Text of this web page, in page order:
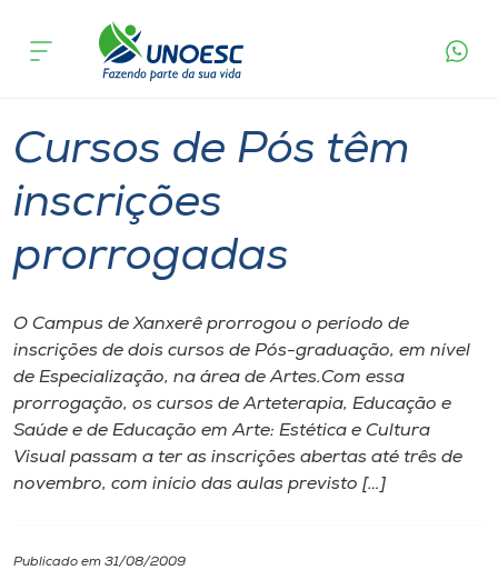
Cursos
Pesquisa
Atendimento ao Estudante
Portal de Ensino
A
Unoesc
Internacionalização
acontece
Cursos de Pós têm
inscrições
prorrogadas
O Campus de Xanxerê prorrogou o período de
inscrições de dois cursos de Pós-graduação, em nível
de Especialização, na área de Artes.Com essa
prorrogação, os cursos de Arteterapia, Educação e
Saúde e de Educação em Arte: Estética e Cultura
Visual passam a ter as inscrições abertas até três de
novembro, com início das aulas previsto […]
Publicado em 31/08/2009